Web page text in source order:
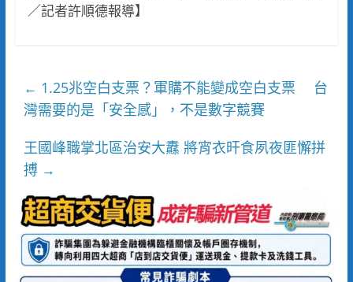
／記者許順德報導】
← 1.25兆空白支票？軍購不能變成空白支票 台
灣需要的是「安全感」，不是數字競賽
王國峰職掌北區治安大纛 將宵衣旰食夙夜匪懈拼
搏 →